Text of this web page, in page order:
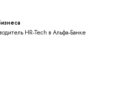
HR-Tech в Альфа-Банке